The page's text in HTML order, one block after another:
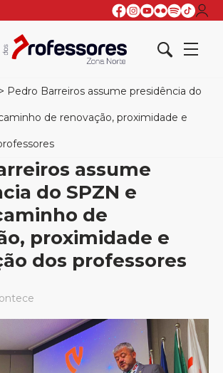
> Pedro Barreiros assume presidência do
de renovação, proximidade e
assume
do SPZN e
de
proximidade e
dos professores